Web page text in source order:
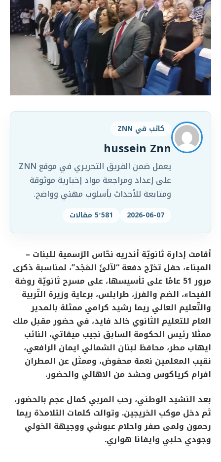
كاتب في ZNN
hussein Znn
يعمل ضمن الفريق التحريري في موقع ZNN
على إعداد ومراجعة مواد إخبارية موثوقة
ومتابعة للأحداث بأسلوب مهني وواضح.
2026-06-07 5٬581 مقالات
أقامت إدارة ثانويّة أندريه نحّاس الرّسمية للبنات –
الميناء، حفل تخرّج دفعة “لآلئُ المَجْد”، لمناسبة ذكرى
مرور 51 عامًا على تأسيسها، على مسرح ثانويّة روضة
الفيحاء، الضم والفرز، طرابلس، برعاية وزيرة التّربية
والتّعليم العالي ريما رشيد كرامي ممثلة بالمدير
العام للتعليم الثانوي خالد فايد، في حضور مقبل ملك
ممثلا رئيس الحكومة السابق نجيب ميقاتي، النائب
ايهاب مطر، محافظ لبنان الشمالي ايمان الرافعي،
نقيب المعلمين نعمة محفوض، وممثل عن المطران
افرام كرياكوس وحشد من الاهالي والحضور.
بعد النشيد الوطني، رحب المربي كمال عجم بالحضور،
ثم دخل موكب الخريجين. وتوالت كلمات التلامذة ريما
رحمون ولمى صفر واحلام عبوشي ووجيهة الخولي
وجودي حلبي وايفانا هواري.